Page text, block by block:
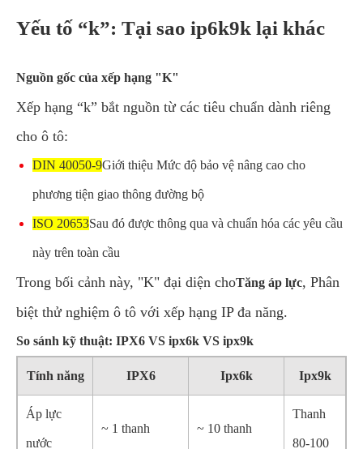
Yếu tố “k”: Tại sao ip6k9k lại khác
Nguồn gốc của xếp hạng "K"
Xếp hạng “k” bắt nguồn từ các tiêu chuẩn dành riêng
cho ô tô:
DIN 40050-9Giới thiệu Mức độ bảo vệ nâng cao cho
phương tiện giao thông đường bộ
ISO 20653Sau đó được thông qua và chuẩn hóa các yêu cầu
này trên toàn cầu
Trong bối cảnh này, "K" đại diện choTăng áp lực, Phân
biệt thử nghiệm ô tô với xếp hạng IP đa năng.
So sánh kỹ thuật: IPX6 VS ipx6k VS ipx9k
Tính năng IPX6 Ipx6k Ipx9k
Áp lực
nước
~ 1 thanh ~ 10 thanh
Thanh
80-100